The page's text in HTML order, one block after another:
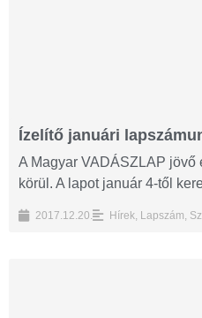
Ízelítő januári
A Magyar VADÁSZLAP
körül. A lapot január 4-től
2017.12.20. Hírek, Lapszám